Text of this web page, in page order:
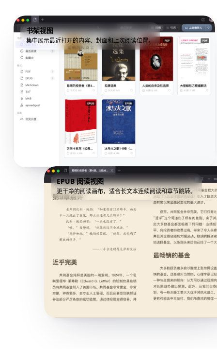
书架视图
集中展示最近打开的内容、封面和上次阅读位置。
EPUB 阅读视图
更干净的阅读画布，适合长文本连续阅读和章节跳转。